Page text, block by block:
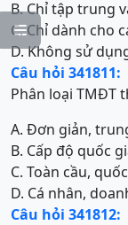

B. Chỉ tập trung
C. Chỉ dành cho
D. Không sử
Câu hỏi 341811:
Phân loại TMĐT
A. Đơn giản,
B. Cấp độ quốc
C. Toàn cầu,
D. Cá nhân,
Câu hỏi 341812: